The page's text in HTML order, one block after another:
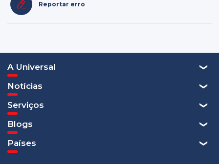
Reportar erro
A Universal
Notícias
Serviços
Blogs
Países